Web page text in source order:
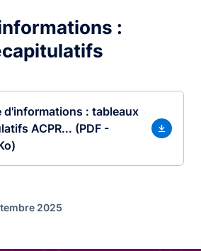
:
d'informations : tableaux
ACPR... (PDF -
2025